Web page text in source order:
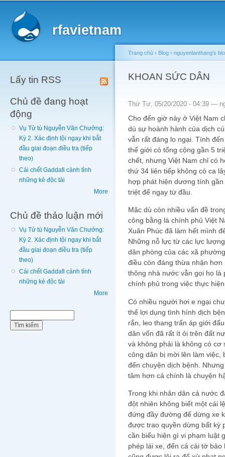
rfavietnam
Lấy tin RSS
Chủ đề đang hoạt
động
Vụ Tử tù Nguyễn Văn Chưởng:
Kỳ 2. Xác định tội ngay khi bắt
đầu giai đoạn điều tra (tiếp
theo)
Cái chết Gaddafi cảnh tỉnh
những kẻ độc tài
More
Chủ đề thảo luận mới
Vụ Tử tù Nguyễn Văn Chưởng:
Kỳ 2. Xác định tội ngay khi bắt
đầu giai đoạn điều tra (tiếp
theo)
Cái chết Gaddafi cảnh tỉnh
những kẻ độc tài
More
You are here
Trang chủ › Blog › nguyenlanthang's
KHOAN SỨC DÂN
Thứ Tư, 05/20/2020 - 04:39 —
Cho đến giờ này ở Việt Nam
dù sự hoành hành của dịch
vẫn rất đáng lo ngại. Tính
thế giới có tổng cộng gần 5
chết, nhưng Việt Nam chỉ có
thứ 34 liên tiếp không có ca
hợp phát hiện dương tính
triệt để ngay từ đầu.
Mặc dù còn nhiều vấn đề
công bằng là chính phủ Việt
Xuân Phúc đã làm hết mình
Những nỗ lực từ các lực
dân phòng của các xã
điều còn đáng thừa nhận
thông nhà nước vẫn gọi họ là
chính phủ trong việc thực
Có nhiều người hơi e ngại
thể lợi dụng tình hình dịch
rắn, leo thang trấn áp giới
dân vốn đã rất ít ỏi trên đất
và không phải là không có
công dân bị mời lên làm việc,
đến chuyện dịch bệnh.
tâm hơn cả chính là chuyện
Trong khi nhân dân cả nước
đột nhiên không biết một cái
đứng đầy đường để dừng xe
được trao quyền dừng bất kỳ
cần biểu hiện gì vi phạm luật
phép lái xe, đến cả cái tờ